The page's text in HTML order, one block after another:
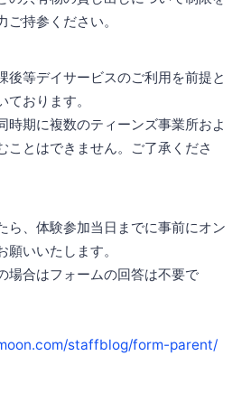
ご持参ください。
後等デイサービスのご利用を前提と
おります。
時期に複数のティーンズ事業所およ
ことはできません。ご了承くださ
ら、体験参加当日までに事前にオン
いいたします。
場合はフォームの回答は不要で
staffblog/form-parent/